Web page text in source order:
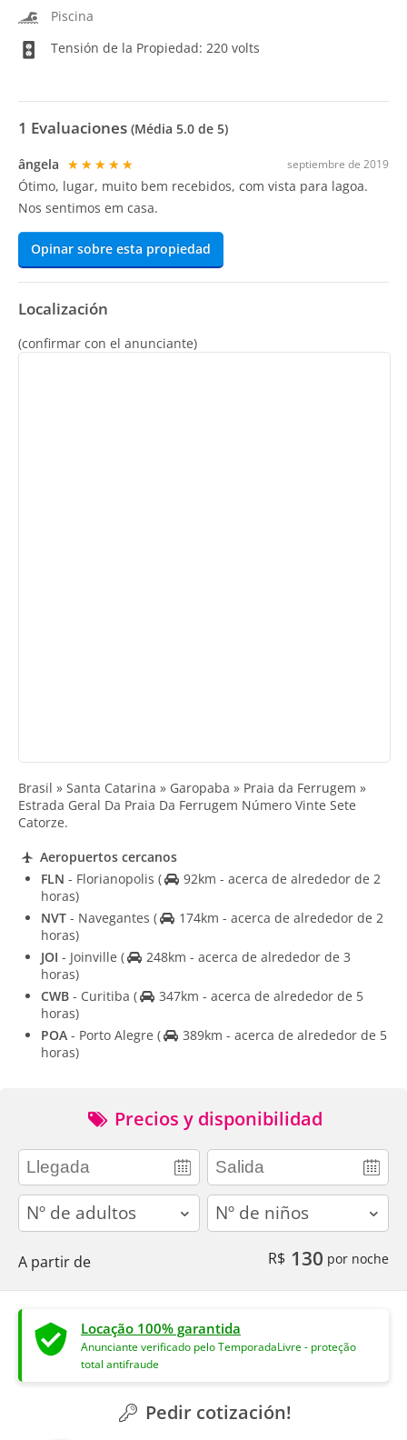
Piscina
Tensión de la Propiedad: 220 volts
1 Evaluaciones (Média 5.0 de 5)
septiembre de 2019
ângela ★★★★★
Ótimo, lugar, muito bem recebidos, com vista para lagoa.
Nos sentimos em casa.
Opinar sobre esta propiedad
Localización
(confirmar con el anunciante)
Brasil » Santa Catarina » Garopaba » Praia da Ferrugem »
Estrada Geral Da Praia Da Ferrugem Número Vinte Sete
Catorze.
Aeropuertos cercanos
FLN - Florianopolis (
92km - acerca de alrededor de 2
horas)
NVT - Navegantes (
174km - acerca de alrededor de 2
horas)
JOI - Joinville (
248km - acerca de alrededor de 3
horas)
CWB - Curitiba (
347km - acerca de alrededor de 5
horas)
POA - Porto Alegre (
389km - acerca de alrededor de 5
horas)
Precios y disponibilidad
adults children
A partir de R$ 130 por noche
Locação 100% garantida
Anunciante verificado pelo TemporadaLivre - proteção
total antifraude
Pedir cotización!